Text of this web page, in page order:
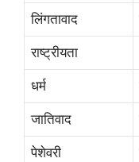
लिंगतावाद
राष्ट्रीयता
धर्म
जातिवाद
पेशेवरी